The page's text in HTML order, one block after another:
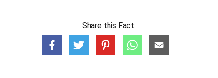
Share this Fact: